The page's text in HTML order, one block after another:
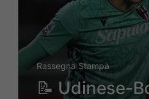
Rassegna Stampa
📝 Udinese-